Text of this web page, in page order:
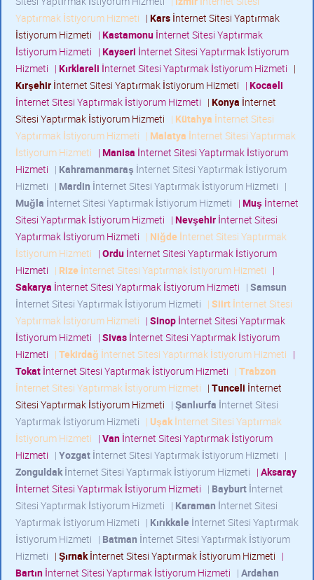
Yaptırmak İstiyorum Hizmeti | Kars İnternet Sitesi Yaptırmak
İstiyorum Hizmeti | Kastamonu İnternet Sitesi Yaptırmak
İstiyorum Hizmeti | Kayseri İnternet Sitesi Yaptırmak İstiyorum
Hizmeti | Kırklareli İnternet Sitesi Yaptırmak İstiyorum Hizmeti |
Kırşehir İnternet Sitesi Yaptırmak İstiyorum Hizmeti | Kocaeli
İnternet Sitesi Yaptırmak İstiyorum Hizmeti | Konya İnternet
Sitesi Yaptırmak İstiyorum Hizmeti | Kütahya İnternet Sitesi
Yaptırmak İstiyorum Hizmeti | Malatya İnternet Sitesi Yaptırmak
İstiyorum Hizmeti | Manisa İnternet Sitesi Yaptırmak İstiyorum
Hizmeti | Kahramanmaraş İnternet Sitesi Yaptırmak İstiyorum
Hizmeti | Mardin İnternet Sitesi Yaptırmak İstiyorum Hizmeti |
Muğla İnternet Sitesi Yaptırmak İstiyorum Hizmeti | Muş İnternet
Sitesi Yaptırmak İstiyorum Hizmeti | Nevşehir İnternet Sitesi
Yaptırmak İstiyorum Hizmeti | Niğde İnternet Sitesi Yaptırmak
İstiyorum Hizmeti | Ordu İnternet Sitesi Yaptırmak İstiyorum
Hizmeti | Rize İnternet Sitesi Yaptırmak İstiyorum Hizmeti |
Sakarya İnternet Sitesi Yaptırmak İstiyorum Hizmeti | Samsun
İnternet Sitesi Yaptırmak İstiyorum Hizmeti | Siirt İnternet Sitesi
Yaptırmak İstiyorum Hizmeti | Sinop İnternet Sitesi Yaptırmak
İstiyorum Hizmeti | Sivas İnternet Sitesi Yaptırmak İstiyorum
Hizmeti | Tekirdağ İnternet Sitesi Yaptırmak İstiyorum Hizmeti |
Tokat İnternet Sitesi Yaptırmak İstiyorum Hizmeti | Trabzon
İnternet Sitesi Yaptırmak İstiyorum Hizmeti | Tunceli İnternet
Sitesi Yaptırmak İstiyorum Hizmeti | Şanlıurfa İnternet Sitesi
Yaptırmak İstiyorum Hizmeti | Uşakİnternet Sitesi Yaptırmak
İstiyorum Hizmeti | Van İnternet Sitesi Yaptırmak İstiyorum
Hizmeti | Yozgat İnternet Sitesi Yaptırmak İstiyorum Hizmeti |
Zonguldakİnternet Sitesi Yaptırmak İstiyorum Hizmeti | Aksaray
İnternet Sitesi Yaptırmak İstiyorum Hizmeti | Bayburt İnternet
Sitesi Yaptırmak İstiyorum Hizmeti | Karaman İnternet Sitesi
Yaptırmak İstiyorum Hizmeti | Kırıkkale İnternet Sitesi Yaptırmak
İstiyorum Hizmeti | Batman İnternet Sitesi Yaptırmak İstiyorum
Hizmeti | Şırnakİnternet Sitesi Yaptırmak İstiyorum Hizmeti |
Bartın İnternet Sitesi Yaptırmak İstiyorum Hizmeti | Ardahan